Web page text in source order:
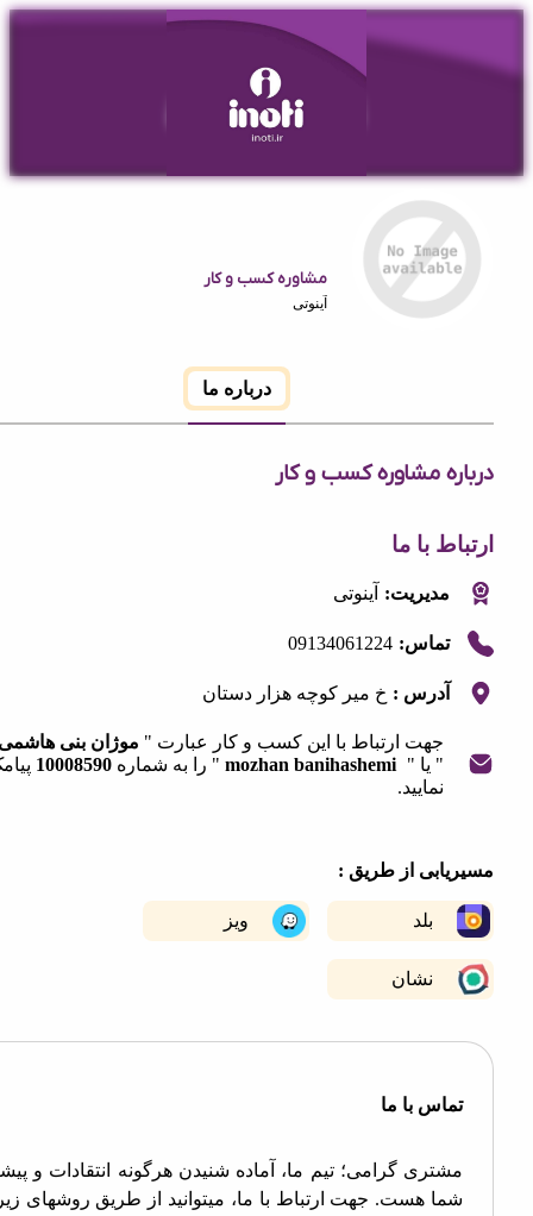
مشاوره کسب و کار
آینوتی
مشاوره کسب و کار
با ما
مدیریت: آینوتی
تماس: 09134061224
آدرس : خ میر کوچه هزار دستان
جهت ارتباط با این کسب و کار عبارت "موژان بنی هاشمی
" یا " mozhan banihashemi" را به شماره 10008590 پیامک
از طریق :
ویز
نشان
با ما
گرامی؛ تیم ما، آماده شنیدن هرگونه انتقادات و پیشنهادات
هست. جهت ارتباط با ما، میتوانید از طریق روشهای زیر اقدام